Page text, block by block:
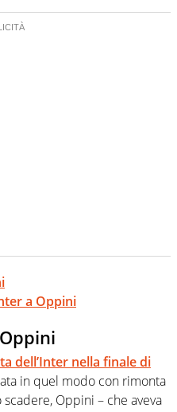
a Oppini
dell’Inter nella finale di
in quel modo con rimonta
Oppini – che aveva